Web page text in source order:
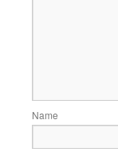
Name